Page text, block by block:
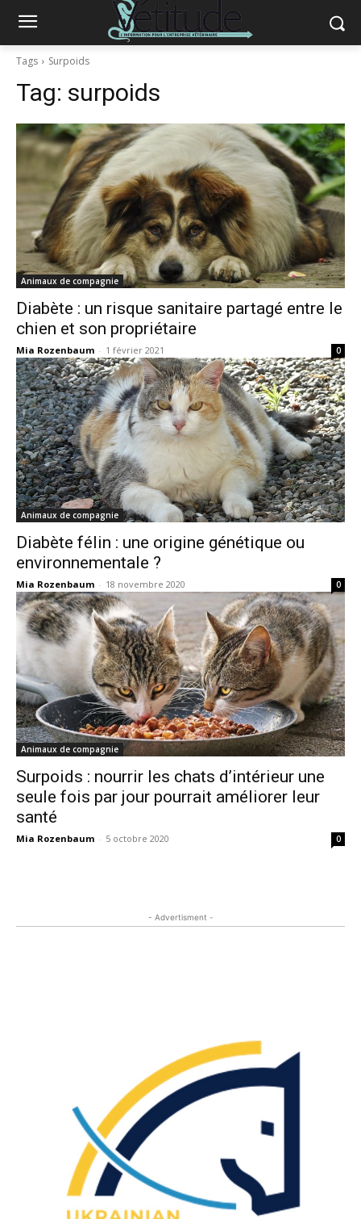
Tags Surpoids
Tag: surpoids
Animaux de compagnie
Diabète : un risque sanitaire partagé entre le
chien et son propriétaire
Mia Rozenbaum - 1 février 2021 0
Animaux de compagnie
Diabète félin : une origine génétique ou
environnementale ?
Mia Rozenbaum - 18 novembre 2020 0
Animaux de compagnie
Surpoids : nourrir les chats d’intérieur une
seule fois par jour pourrait améliorer leur
santé
Mia Rozenbaum - 5 octobre 2020 0
- Advertisment -